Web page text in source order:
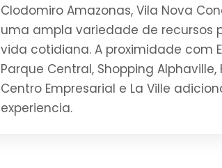
Clodomiro Amazonas, Vila Nova
uma ampla variedade de recursos
vida cotidiana. A proximidade com
Parque Central, Shopping Alphaville,
Centro Empresarial e La Ville
experiencia.